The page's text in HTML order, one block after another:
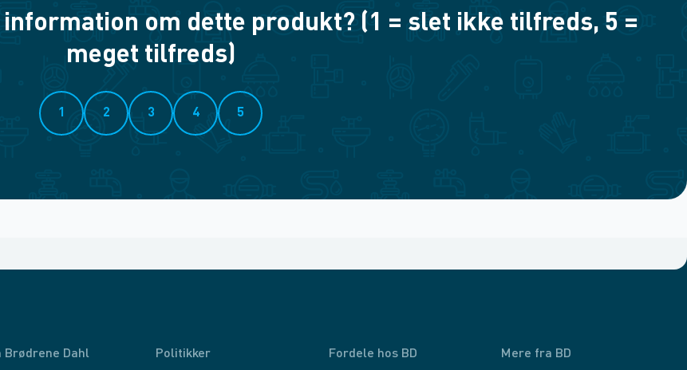
om dette produkt? (1 = slet ikke tilfreds, 5 =
meget tilfreds)
1 2 3 4 5
Brødrene Dahl Politikker Fordele hos BD Mere fra BD